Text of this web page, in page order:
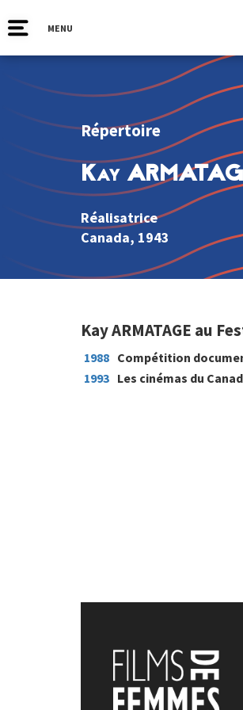
MENU
Répertoire
Kay
Réalisatrice
Canada, 1943
Kay ARMATAGE au
1988 Compétition
1993 Les cinémas du